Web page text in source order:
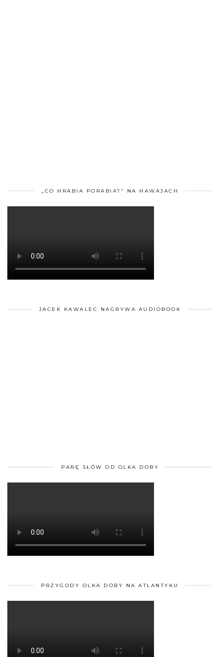
„CO HRABIA PORABIA?” NA HAWAJACH
JACEK KAWALEC NAGRYWA AUDIOBOOK
PARĘ SŁÓW OD OLKA DOBY
PRZYGODY OLKA DOBY NA ATLANTYKU